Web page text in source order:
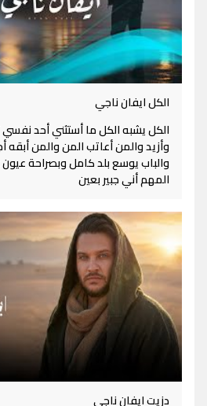
الكل ايفان ناجي
الكل يشبه الكل ما أستثني أحد
وأزيد والمن أعاتب المن والمن
والباب يوسع بلد كامل وبصراحة
المهم أني جبير بعين
دزيت ايفان ناجي